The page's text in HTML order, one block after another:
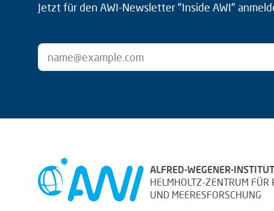
Jetzt für den AWI-Newsletter "Inside AWI"
ALFRED-WEGENER-INSTITUT
HELMHOLTZ-ZENTRUM FÜR
UND MEERESFORSCHUNG